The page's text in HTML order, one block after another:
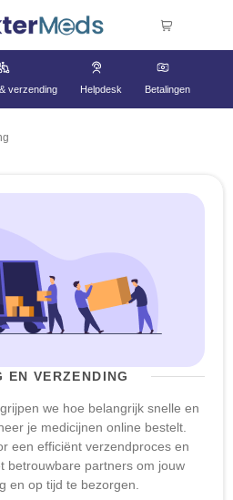
verzending Helpdesk Betalingen
EN VERZENDING
we hoe belangrijk snelle en
je medicijnen online bestelt.
een efficiënt verzendproces en
betrouwbare partners om jouw
en op tijd te bezorgen.